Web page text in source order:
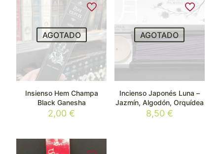
AGOTADO
Insienso Hem Champa
Black Ganesha
2,00€
AGOTADO
Incienso Japonés Luna –
Jazmín, Algodón, Orquídea
8,50 €